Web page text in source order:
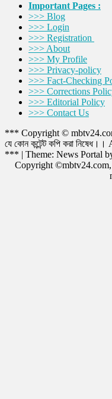
Important Pages :
>>> Blog
>>> Login
>>> Registration
>>> About
>>> My Profile
>>> Privacy-policy
>>> Fact-Checking
>>> Corrections
>>> Editorial Policy
>>> Contact Us
*** Copyright ©
যে কোন কন্টেন্ট কপি করা
*** | Theme: News Portal
Copyright